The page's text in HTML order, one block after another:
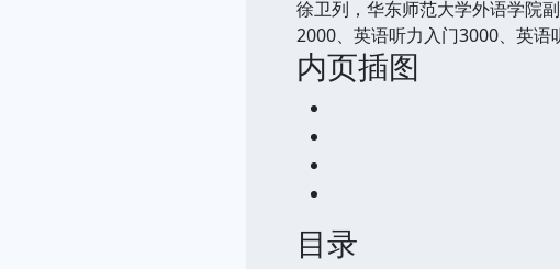
徐卫列，华东师范大学外语学院
2000、英语听力入门3000、英语
内页插图
目录